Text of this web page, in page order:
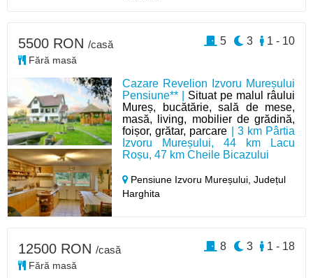
Cazare Revelion Izvoru Mureșului
Pensiune** | Situat pe malul râului
Mureș, bucătărie, sală de mese,
masă, living, mobilier de grădină,
foișor, grătar, parcare | 3 km Pârtia
Izvoru Mureșului, 44 km Lacu
Roșu, 47 km Cheile Bicazului
Pensiune Izvoru Mureșului,Județul
Harghita
5500 RON /casă
Fără masă
1 - 10
3
5
12500 RON /casă
Fără masă
1 - 18
3
8